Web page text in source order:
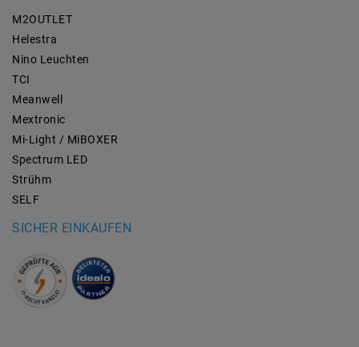
M2OUTLET
Helestra
Nino Leuchten
TCI
Meanwell
Mextronic
Mi-Light / MiBOXER
Spectrum LED
Strühm
SELF
SICHER EINKAUFEN